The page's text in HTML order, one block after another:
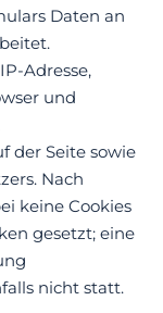
Daten an
Adresse,
und
der Seite sowie
Nach
keine Cookies
gesetzt; eine
nicht statt.